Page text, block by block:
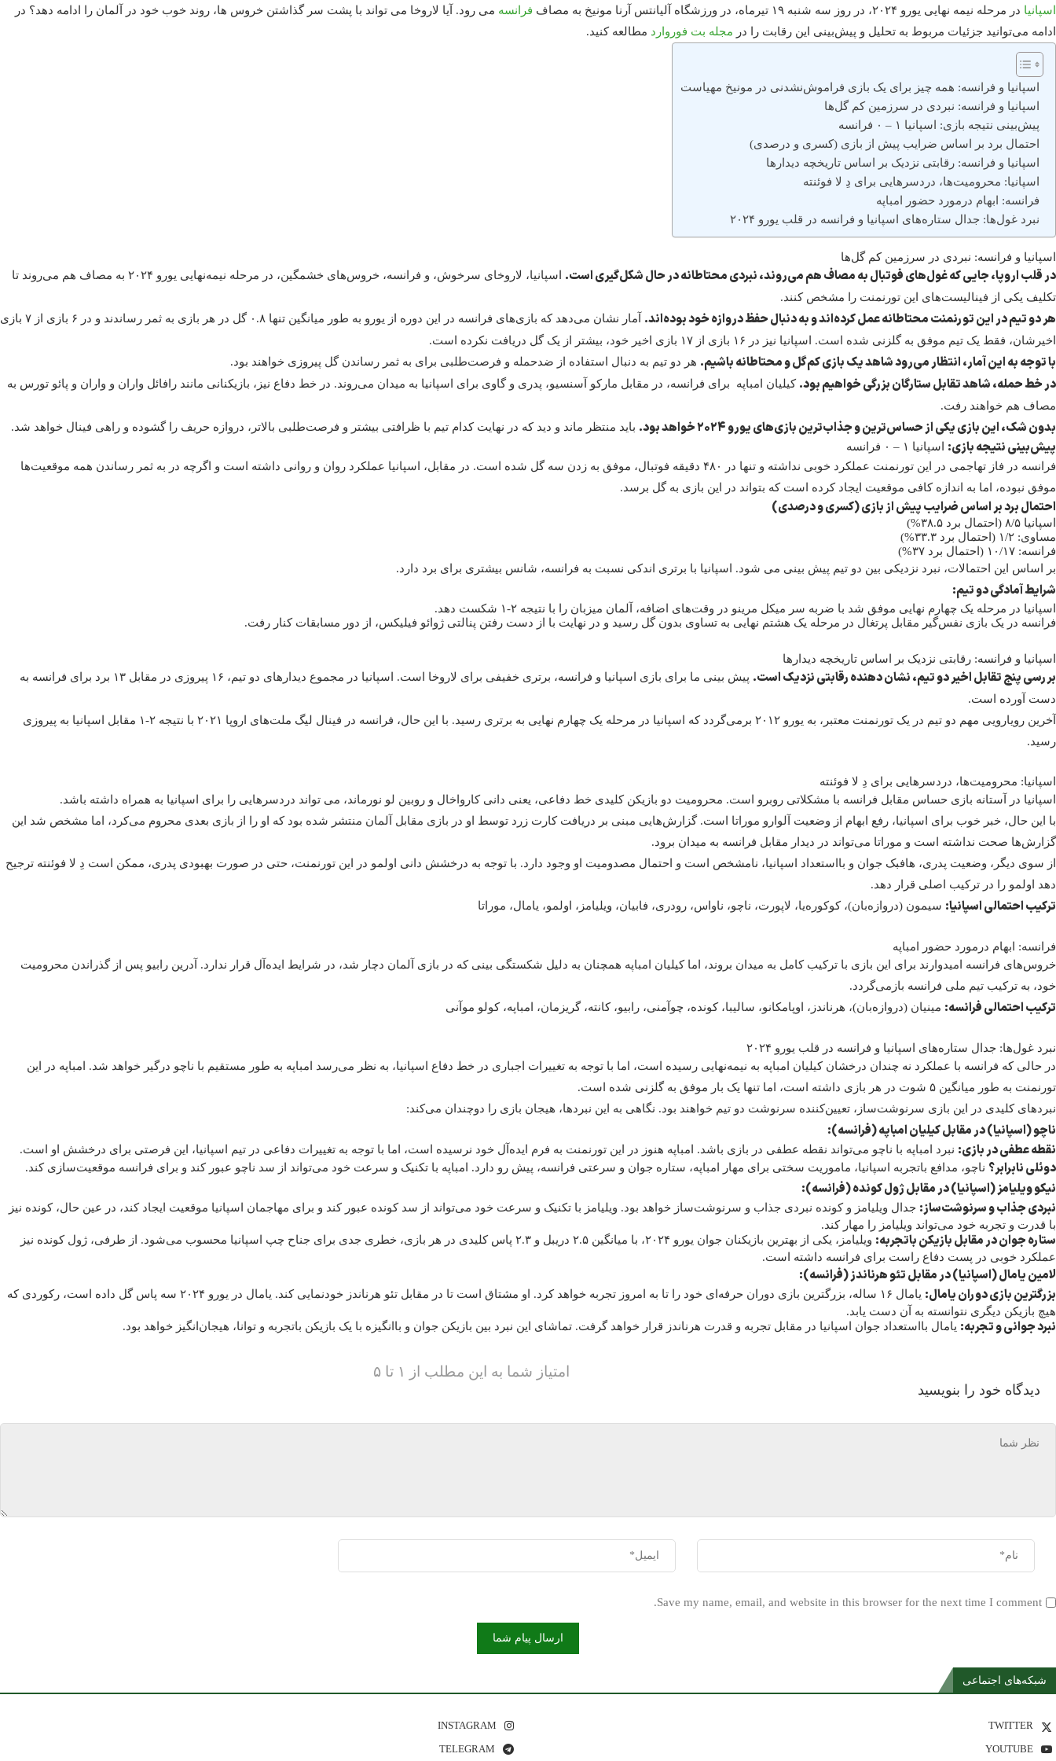
اسپانیا در مرحله نیمه نهایی یورو ۲۰۲۴، در روز سه شنبه ۱۹ تیرماه، در ورزشگاه آلیانتس آرنا مونیخ به مصاف فرانسه می رود. آیا لاروخا می تواند با پشت سر گذاشتن خروس ها، روند خوب خود در آلمان را ادامه دهد؟ در
ادامه می‌توانید جزئیات مربوط به تحلیل و پیش‌بینی این رقابت را در مجله بت فوروارد مطالعه کنید.
اسپانیا و فرانسه: همه چیز برای یک بازی فراموش‌نشدنی در مونیخ مهیاست
اسپانیا و فرانسه: نبردی در سرزمین کم‌ گل‌ها
پیش‌بینی نتیجه بازی: اسپانیا ۱ – ۰ فرانسه
احتمال برد بر اساس ضرایب پیش از بازی (کسری و درصدی)
اسپانیا و فرانسه: رقابتی نزدیک بر اساس تاریخچه دیدارها
اسپانیا: محرومیت‌ها، دردسرهایی برای دِ لا فوئنته
فرانسه: ابهام درمورد حضور امباپه
نبرد غول‌ها: جدال ستاره‌های اسپانیا و فرانسه در قلب یورو ۲۰۲۴
اسپانیا و فرانسه: نبردی در سرزمین کم‌ گل‌ها
در قلب اروپا، جایی که غول‌های فوتبال به مصاف هم می‌روند، نبردی محتاطانه در حال شکل‌گیری است.
اسپانیا، لاروخای سرخوش، و فرانسه، خروس‌های خشمگین، در مرحله نیمه‌نهایی یورو ۲۰۲۴ به مصاف هم می‌روند تا
تکلیف یکی از فینالیست‌های این تورنمنت را مشخص کنند.
هر دو تیم در این تورنمنت محتاطانه عمل کرده‌اند و به دنبال حفظ دروازه خود بوده‌اند.
آمار نشان می‌دهد که بازی‌های فرانسه در این دوره از یورو به طور میانگین تنها ۰.۸ گل در هر بازی به ثمر رساندند و در ۶ بازی از ۷ بازی
اخیرشان، فقط یک تیم موفق به گلزنی شده است. اسپانیا نیز در ۱۶ بازی از ۱۷ بازی اخیر خود، بیشتر از یک گل دریافت نکرده است.
با توجه به این آمار، انتظار می‌رود شاهد یک بازی کم‌گل و محتاطانه باشیم. هر دو تیم به دنبال استفاده از ضدحمله و فرصت‌طلبی برای به ثمر رساندن گل پیروزی خواهند بود.
در خط حمله، شاهد تقابل ستارگان بزرگی خواهیم بود. کیلیان امباپه برای فرانسه، در مقابل مارکو آسنسیو، پدری و گاوی برای اسپانیا به میدان می‌روند. در خط دفاع نیز، بازیکنانی مانند رافائل واران و واران و پائو تورس به
مصاف هم خواهند رفت.
بدون شک، این بازی یکی از حساس‌ترین و جذاب‌ترین بازی‌های یورو ۲۰۲۴ خواهد بود. باید منتظر ماند و دید که در نهایت کدام تیم با ظرافتی بیشتر و فرصت‌طلبی بالاتر، دروازه حریف را گشوده و راهی فینال خواهد شد.
پیش‌بینی نتیجهبازی: اسپانیا ۱ – ۰ فرانسه
فرانسه در فاز تهاجمی در این تورنمنت عملکرد خوبی نداشته و تنها در ۴۸۰ دقیقه فوتبال، موفق به زدن سه گل شده است. در مقابل، اسپانیا عملکرد روان و روانی داشته است و اگرچه در به ثمر رساندن همه موقعیت‌ها
موفق نبوده، اما به اندازه کافی موقعیت ایجاد کرده است که بتواند در این بازی به گل برسد.
احتمال برد بر اساس ضرایب پیش از بازی (کسری و درصدی)
اسپانیا ۸/۵ (احتمال برد ۳۸.۵%)
مساوی: ۱/۲ (احتمال برد ۳۳.۳%)
فرانسه: ۱۰/۱۷ (احتمال برد ۳۷%)
بر اساس این احتمالات، نبرد نزدیکی بین دو تیم پیش بینی می شود. اسپانیا با برتری اندکی نسبت به فرانسه، شانس بیشتری برای برد دارد.
شرایط آمادگی دو تیم:
اسپانیا در مرحله یک چهارم نهایی موفق شد با ضربه سر میکل مرینو در وقت‌های اضافه، آلمان میزبان را با نتیجه ۲-۱ شکست دهد.
فرانسه در یک بازی نفس‌گیر مقابل پرتغال در مرحله یک هشتم نهایی به تساوی بدون گل رسید و در نهایت با از دست رفتن پنالتی ژوائو فیلیکس، از دور مسابقات کنار رفت.
اسپانیا و فرانسه: رقابتی نزدیک بر اساس تاریخچه دیدارها
بررسی پنج تقابل اخیر دو تیم، نشان دهنده رقابتی نزدیک است.
پیش بینی ما برای بازی اسپانیا و فرانسه، برتری خفیفی برای لاروخا است. اسپانیا در مجموع دیدارهای دو تیم، ۱۶ پیروزی در مقابل ۱۳ برد برای فرانسه به
دست آورده است.
آخرین رویارویی مهم دو تیم در یک تورنمنت معتبر، به یورو ۲۰۱۲ برمی‌گردد که اسپانیا در مرحله یک چهارم نهایی به برتری رسید. با این حال، فرانسه در فینال لیگ ملت‌های اروپا ۲۰۲۱ با نتیجه ۲-۱ مقابل اسپانیا به پیروزی
رسید.
اسپانیا: محرومیت‌ها، دردسرهایی برای دِ لا فوئنته
اسپانیا در آستانه بازی حساس مقابل فرانسه با مشکلاتی روبرو است. محرومیت دو بازیکن کلیدی خط دفاعی، یعنی دانی کارواخال و روبین لو نورماند، می تواند دردسرهایی را برای اسپانیا به همراه داشته باشد.
با این حال، خبر خوب برای اسپانیا، رفع ابهام از وضعیت آلوارو موراتا است. گزارش‌هایی مبنی بر دریافت کارت زرد توسط او در بازی مقابل آلمان منتشر شده بود که او را از بازی بعدی محروم می‌کرد، اما مشخص شد این
گزارش‌ها صحت نداشته است و موراتا می‌تواند در دیدار مقابل فرانسه به میدان برود.
از سوی دیگر، وضعیت پدری، هافبک جوان و بااستعداد اسپانیا، نامشخص است و احتمال مصدومیت او وجود دارد. با توجه به درخشش دانی اولمو در این تورنمنت، حتی در صورت بهبودی پدری، ممکن است دِ لا فوئنته ترجیح
دهد اولمو را در ترکیب اصلی قرار دهد.
ترکیب احتمالی اسپانیا: سیمون (دروازه‌بان)، کوکوره‌یا، لاپورت، ناچو، ناواس، رودری، فابیان، ویلیامز، اولمو، یامال، موراتا
فرانسه: ابهام درمورد حضور امباپه
خروس‌های فرانسه امیدوارند برای این بازی با ترکیب کامل به میدان بروند، اما کیلیان امباپه همچنان به دلیل شکستگی بینی که در بازی آلمان دچار شد، در شرایط ایده‌آل قرار ندارد. آدرین رابیو پس از گذراندن محرومیت
خود، به ترکیب تیم ملی فرانسه بازمی‌گردد.
ترکیب احتمالی فرانسه: مینیان (دروازه‌بان)، هرناندز، اوپامکانو، سالیبا، کونده، چوآمنی، رابیو، کانته، گریزمان، امباپه، کولو موآنی
نبرد غول‌ها: جدال ستاره‌های اسپانیا و فرانسه در قلب یورو ۲۰۲۴
در حالی که فرانسه با عملکرد نه چندان درخشان کیلیان امباپه به نیمه‌نهایی رسیده است، اما با توجه به تغییرات اجباری در خط دفاع اسپانیا، به نظر می‌رسد امباپه به طور مستقیم با ناچو درگیر خواهد شد. امباپه در این
تورنمنت به طور میانگین ۵ شوت در هر بازی داشته است، اما تنها یک بار موفق به گلزنی شده است.
نبردهای کلیدی در این بازی سرنوشت‌ساز، تعیین‌کننده سرنوشت دو تیم خواهند بود. نگاهی به این نبردها، هیجان بازی را دوچندان می‌کند:
ناچو (اسپانیا) در مقابل کیلیان امباپه (فرانسه):
نقطه عطفی در بازی: نبرد امباپه با ناچو می‌تواند نقطه عطفی در بازی باشد. امباپه هنوز در این تورنمنت به فرم ایده‌آل خود نرسیده است، اما با توجه به تغییرات دفاعی در تیم اسپانیا، این فرصتی برای درخشش او است.
دوئلی نابرابر؟ ناچو، مدافع باتجربه اسپانیا، ماموریت سختی برای مهار امباپه، ستاره جوان و سرعتی فرانسه، پیش رو دارد. امباپه با تکنیک و سرعت خود می‌تواند از سد ناچو عبور کند و برای فرانسه موقعیت‌سازی کند.
نیکو ویلیامز (اسپانیا) در مقابل ژول کونده (فرانسه):
نبردی جذاب و سرنوشت‌ساز: جدال ویلیامز و کونده نبردی جذاب و سرنوشت‌ساز خواهد بود. ویلیامز با تکنیک و سرعت خود می‌تواند از سد کونده عبور کند و برای مهاجمان اسپانیا موقعیت ایجاد کند، در عین حال، کونده نیز
با قدرت و تجربه خود می‌تواند ویلیامز را مهار کند.
ستاره جوان در مقابل بازیکن باتجربه:
ویلیامز، یکی از بهترین بازیکنان جوان یورو ۲۰۲۴، با میانگین ۲.۵ دریبل و ۲.۳ پاس کلیدی در هر بازی، خطری جدی برای جناح چپ اسپانیا محسوب می‌شود. از طرفی، ژول کونده نیز
عملکرد خوبی در پست دفاع راست برای فرانسه داشته است.
لامین یامال (اسپانیا) در مقابل تئو هرناندز (فرانسه):
بزرگترین بازی دوران یامال:
یامال ۱۶ ساله، بزرگترین بازی دوران حرفه‌ای خود را تا به امروز تجربه خواهد کرد. او مشتاق است تا در مقابل تئو هرناندز خودنمایی کند. یامال در یورو ۲۰۲۴ سه پاس گل داده است، رکوردی که
هیچ بازیکن دیگری نتوانسته به آن دست یابد.
نبرد جوانی و تجربه: یامال بااستعداد جوان اسپانیا در مقابل تجربه و قدرت هرناندز قرار خواهد گرفت. تماشای این نبرد بین بازیکن جوان و باانگیزه با یک بازیکن باتجربه و توانا، هیجان‌انگیز خواهد بود.
امتیاز شما به این مطلب از ۱ تا ۵
دیدگاه خود را بنویسید
Save my name, email, and website in this browser for the next time I comment.
شبکه‌های اجتماعی
TWITTER
INSTAGRAM
YOUTUBE
TELEGRAM